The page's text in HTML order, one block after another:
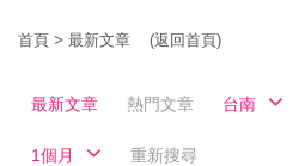
首頁 > 最新文章 (返回首頁)
最新文章 熱門文章 台南
1個月 重新搜尋